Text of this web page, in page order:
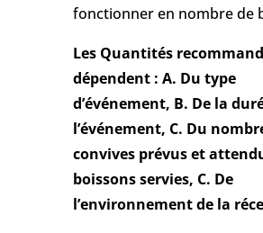
fonctionner en nombre de
Les Quantités
dépendent : A. Du type
d’événement, B. De la
l’événement, C. Du
convives prévus et
boissons servies, C. De
l’environnement de la